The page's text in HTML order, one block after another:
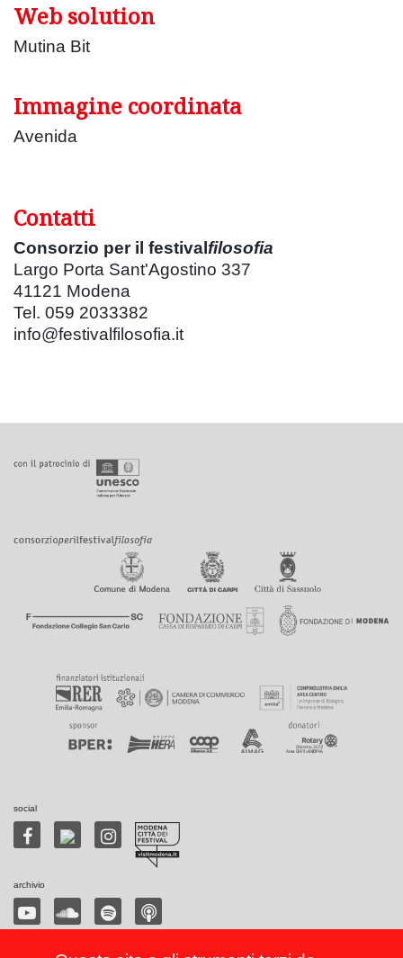
Web solution
Mutina Bit
Immagine coordinata
Avenida
Contatti
Consorzio per il festival filosofia
Largo Porta Sant'Agostino 337
41121 Modena
Tel. 059 2033382
info@festivalfilosofia.it
social
archivio